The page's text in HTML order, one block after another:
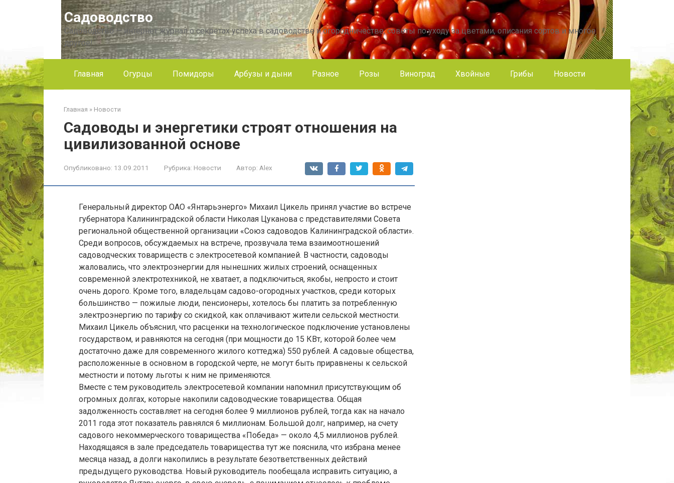
Садоводство
Садоводство — интернет журнал о секретах успеха в садоводстве и огородничестве, советы по уходу за цветами, описания сортов и многое
другое!
Главная Огурцы Помидоры Арбузы и дыни Разное Розы Виноград Хвойные Грибы Новости
Главная » Новости
Садоводы и энергетики строят отношения на
цивилизованной основе
Опубликовано: 13.09.2011 Рубрика: Новости Автор: Alex
Генеральный директор ОАО «Янтарьэнерго» Михаил Цикель принял участие во встрече
губернатора Калининградской области Николая Цуканова с представителями Совета
региональной общественной организации «Союз садоводов Калининградской области».
Среди вопросов, обсуждаемых на встрече, прозвучала тема взаимоотношений
садоводческих товариществ с электросетевой компанией. В частности, садоводы
жаловались, что электроэнергии для нынешних жилых строений, оснащенных
современной электротехникой, не хватает, а подключиться, якобы, непросто и стоит
очень дорого. Кроме того, владельцам садово-огородных участков, среди которых
большинство — пожилые люди, пенсионеры, хотелось бы платить за потребленную
электроэнергию по тарифу со скидкой, как оплачивают жители сельской местности.
Михаил Цикель объяснил, что расценки на технологическое подключение установлены
государством, и равняются на сегодня (при мощности до 15 КВт, которой более чем
достаточно даже для современного жилого коттеджа) 550 рублей. А садовые общества,
расположенные в основном в городской черте, не могут быть приравнены к сельской
местности и потому льготы к ним не применяются.
Вместе с тем руководитель электросетевой компании напомнил присутствующим об
огромных долгах, которые накопили садоводческие товарищества. Общая
задолженность составляет на сегодня более 9 миллионов рублей, тогда как на начало
2011 года этот показатель равнялся 6 миллионам. Большой долг, например, на счету
садового некоммерческого товарищества «Победа» — около 4,5 миллионов рублей.
Находящаяся в зале председатель товарищества тут же пояснила, что избрана менее
месяца назад, а долги накопились в результате безответственных действий
предыдущего руководства. Новый руководитель пообещала исправить ситуацию, а